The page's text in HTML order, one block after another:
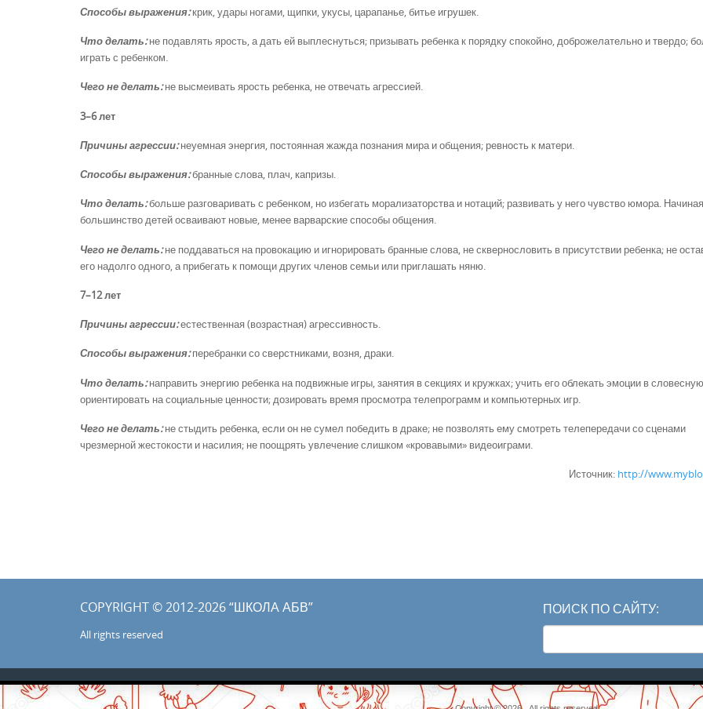
Способы выражения:крик, удары ногами, щипки, укусы, царапанье, битье игрушек.
Что делать:не подавлять ярость, а дать ей выплеснуться; призывать ребенка к порядку спокойно, доброжелательно и твердо;
играть с ребенком.
Чего не делать:не высмеивать ярость ребенка, не отвечать агрессией.
3–6 лет
Причины агрессии:неуемная энергия, постоянная жажда познания мира и общения; ревность к матери.
Способы выражения:бранные слова, плач, капризы.
Что делать:больше разговаривать с ребенком, но избегать морализаторства и нотаций; развивать у него чувство юмора.
большинство детей осваивают новые, менее варварские способы общения.
Чего не делать:не поддаваться на провокацию и игнорировать бранные слова, не сквернословить в присутствии ребенка; не
его надолго одного, а прибегать к помощи других членов семьи или приглашать няню.
7–12 лет
Причины агрессии:естественная (возрастная) агрессивность.
Способы выражения:перебранки со сверстниками, возня, драки.
Что делать:направить энергию ребенка на подвижные игры, занятия в секциях и кружках; учить его облекать эмоции в
ориентировать на социальные ценности; дозировать время просмотра телепрограмм и компьютерных игр.
Чего не делать:не стыдить ребенка, если он не сумел победить в драке; не позволять ему смотреть телепередачи со сценами
чрезмерной жестокости и насилия; не поощрять увлечение слишком «кровавыми» видеоиграми.
Источник: http://
COPYRIGHT © 2012-2026 “ШКОЛА АБВ”
All rights reserved
ПОИСК ПО САЙТУ:
Search
for: